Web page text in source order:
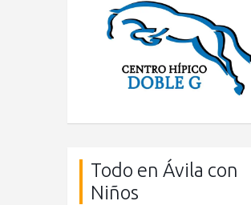
Todo en Ávila con
Niños